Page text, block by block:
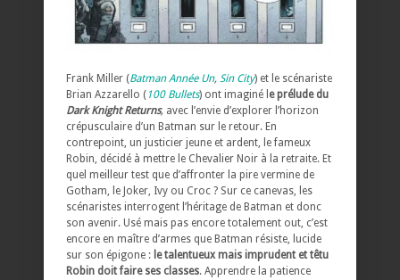
Frank Miller (Batman Année Un, Sin City) et le scénariste
Brian Azzarello ( 100 Bullets) ont imaginé l e prélude du
Dark Knight Returns, avec l’envie d’explorer l’horizon
crépusculaire d’un Batman sur le retour. En
contrepoint, un justicier jeune et ardent, le fameux
Robin, décidé à mettre le Chevalier Noir à la retraite. Et
quel meilleur test que d’affronter la pire vermine de
Gotham, le Joker, Ivy ou Croc ? Sur ce canevas, les
scénaristes interrogent l’héritage de Batman et donc
son avenir. Usé mais pas encore totalement out, c’est
encore en maître d’armes que Batman résiste, lucide
sur son épigone : le talentueux mais imprudent et têtu
Robin doit faire ses classes. Apprendre la patience